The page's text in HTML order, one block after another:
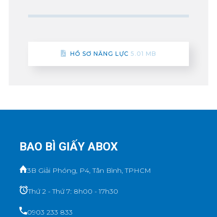
HỒ SƠ NĂNG LỰC 5.01 MB
BAO BÌ GIẤY ABOX
3B Giải Phóng, P4, Tân Bình, TPHCM
Thứ 2 - Thứ 7: 8h00 - 17h30
0903 233 833